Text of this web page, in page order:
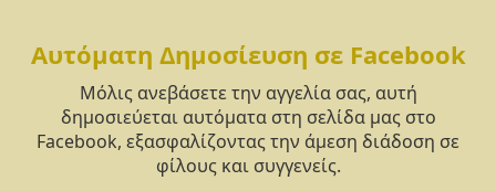
Αυτόματη Δημοσίευση σε Facebook
Μόλις ανεβάσετε την αγγελία σας, αυτή
δημοσιεύεται αυτόματα στη σελίδα μας στο
Facebook, εξασφαλίζοντας την άμεση διάδοση σε
φίλους και συγγενείς.